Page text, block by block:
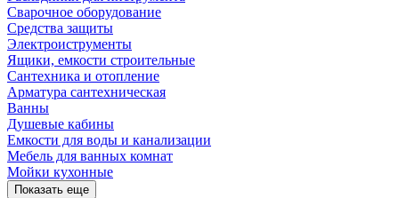
Сварочное оборудование
Средства защиты
Электроиструменты
Ящики, емкости строительные
Сантехника и отопление
Арматура сантехническая
Ванны
Душевые кабины
Емкости для воды и канализации
Мебель для ванных комнат
Мойки кухонные
Показать еще